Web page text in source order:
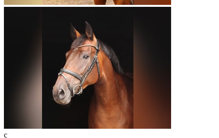
c